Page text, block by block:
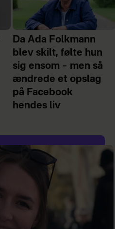
Da Ada Folkmann
blev skilt, følte hun
sig ensom – men så
ændrede et opslag
på Facebook
hendes liv